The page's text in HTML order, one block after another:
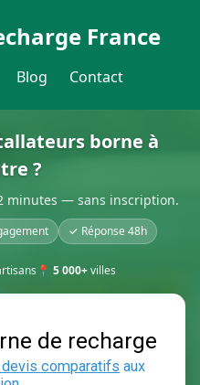
France
Blog Contact
borne à
?
minutes — sans inscription.
✓ Réponse 48h
📍 5 000+villes